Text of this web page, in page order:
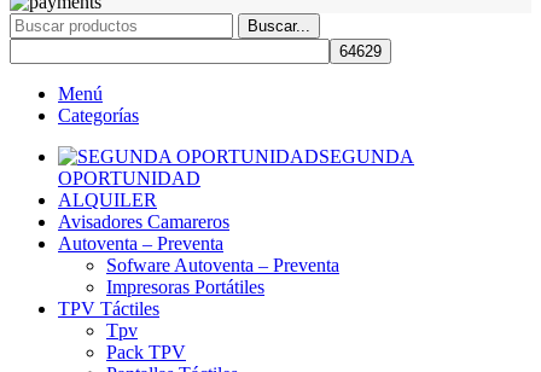
Buscar...
Menú
Categorías
SEGUNDA
OPORTUNIDAD
ALQUILER
Avisadores Camareros
Autoventa – Preventa
Sofware Autoventa – Preventa
Impresoras Portátiles
TPV Táctiles
Tpv
Pack TPV